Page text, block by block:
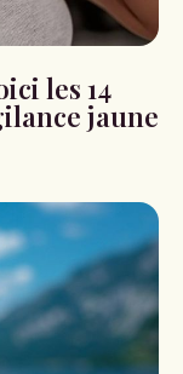
les 14
jaune